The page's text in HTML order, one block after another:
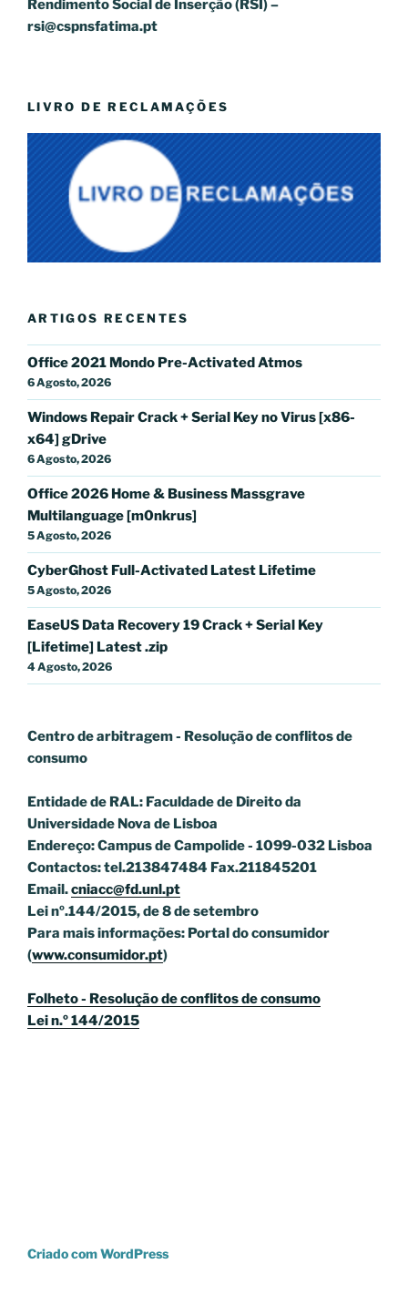
Rendimento Social de Inserção (RSI) –
rsi@cspnsfatima.pt
LIVRO DE RECLAMAÇÕES
ARTIGOS RECENTES
Office 2021 Mondo Pre-Activated Atmos
6 Agosto, 2026
Windows Repair Crack + Serial Key no Virus [x86-
x64] gDrive
6 Agosto, 2026
Office 2026 Home & Business Massgrave
Multilanguage [m0nkrus]
5 Agosto, 2026
CyberGhost Full-Activated Latest Lifetime
5 Agosto, 2026
EaseUS Data Recovery 19 Crack + Serial Key
[Lifetime] Latest .zip
4 Agosto, 2026
Centro de arbitragem - Resolução de conflitosde
consumo
Entidade de RAL: Faculdade de Direito da
Universidade Nova de Lisboa
Endereço: Campus de Campolide - 1099-032 Lisboa
Contactos: tel.213847484 Fax.211845201
Email.cniacc@fd.unl.pt
Lei nº.144/2015, de 8 de setembro
Para mais informações: Portal do consumidor
(www.consumidor.pt)
Folheto - Resolução de conflitos de consumo
Lei n.º 144/2015
Criado com WordPress